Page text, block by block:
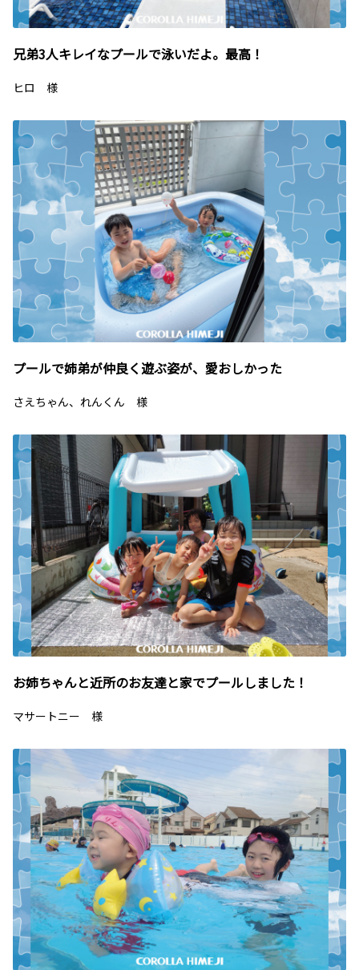
兄弟3人キレイなプールで泳いだよ。最高！
ヒロ 様
プールで姉弟が仲良く遊ぶ姿が、愛おしかった
さえちゃん、れんくん 様
お姉ちゃんと近所のお友達と家でプールしました！
マサートニー 様